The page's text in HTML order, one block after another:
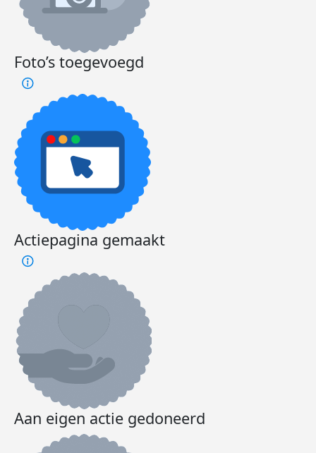
Foto’s toegevoegd
Actiepagina gemaakt
Aan eigen actie gedoneerd